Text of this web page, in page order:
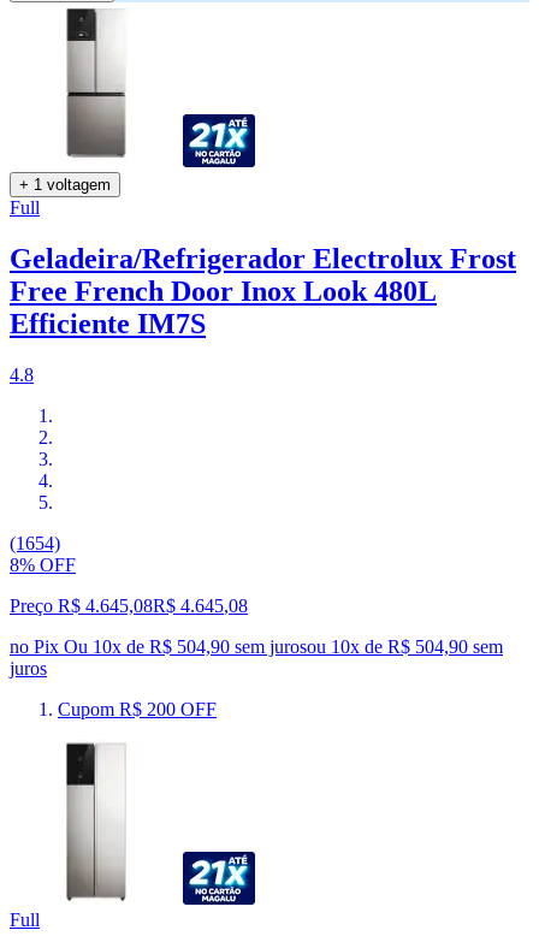
+ 1 voltagem
Full
Geladeira/Refrigerador Electrolux Frost
Free French Door Inox Look 480L
Efficiente IM7S
4.8
(1654)
8% OFF
Preço R$ 4.645,08R$ 4.645,08
no Pix Ou 10x de R$ 504,90 sem jurosou 10x de R$ 504,90 sem
juros
Cupom R$ 200 OFF
Full